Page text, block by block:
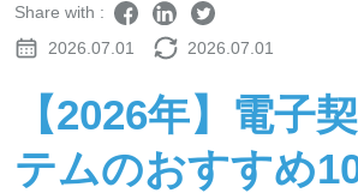
Share with :
2026.07.01
2026.07.01
【2026年】電子
テムのおすすめ